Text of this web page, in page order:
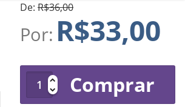
De: R$36,00
Por: R$33,00
Comprar